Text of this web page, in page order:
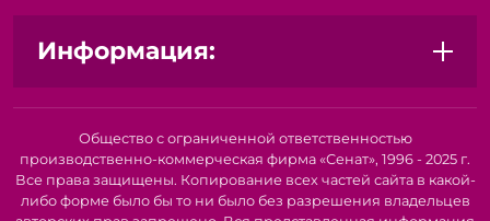
Информация:
Общество с ограниченной ответственностью
производственно-коммерческая фирма «Сенат», 1996 - 2025 г.
Все права защищены. Копирование всех частей сайта в какой-
либо форме было бы то ни было без разрешения владельцев